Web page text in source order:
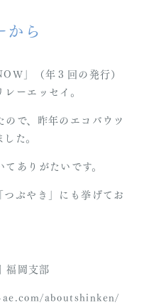
から
」（年３回の発行）
ーエッセイ。
で、昨年のエコバウツ
た。
ありがたいです。
ぶやき」にも挙げてお
福岡支部
aboutshinken/